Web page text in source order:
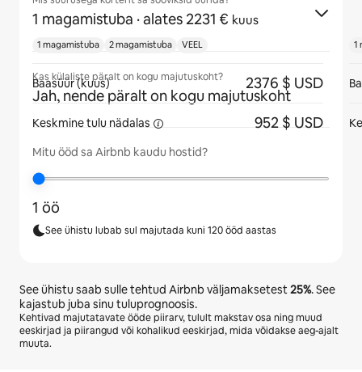
1 magamistuba · alates 2231 € kuus
Kas külaliste päralt on kogu majutuskoht?
Jah, nende päralt on kogu majutuskoht
Mitu ööd sa Airbnb kaudu hostid?
1 öö
See ühistu lubab sul majutada kuni 120 ööd aastas
See ühistu saab sulle tehtud Airbnb väljamaksetest25%. See
kajastub juba sinu tuluprognoosis.
Kehtivad majutatavate ööde piirarv, tulult makstav osa ning muud
eeskirjad ja piirangud või kohalikud eeskirjad, mida võidakse aeg-ajalt
muuta.
1 magamistuba 2 magamistuba VEEL
Baasüür (kuus) 2376 $ USD
Keskmine tulu nädalas 952 $ USD
1